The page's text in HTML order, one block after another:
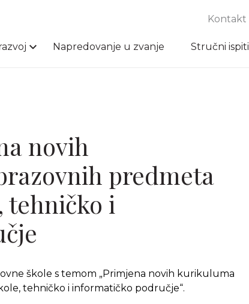
Kontakt
Napredovanje u zvanje Stručni ispiti
novih
predmeta
tehničko i
škole s temom „Primjena novih kurikuluma
tehničko i informatičko područje“.